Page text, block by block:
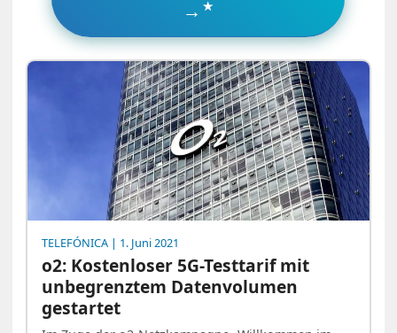
→
TELEFÓNICA | 1. Juni 2021
o2: Kostenloser 5G-Testtarif mit
unbegrenztem Datenvolumen
gestartet